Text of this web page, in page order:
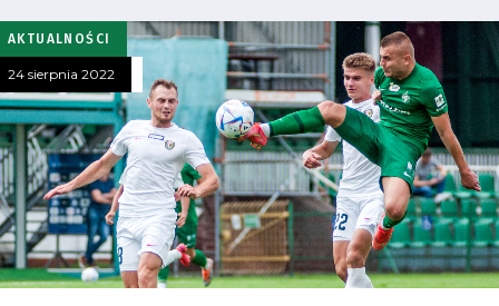
AKTUALNOŚCI
24 sierpnia 2022